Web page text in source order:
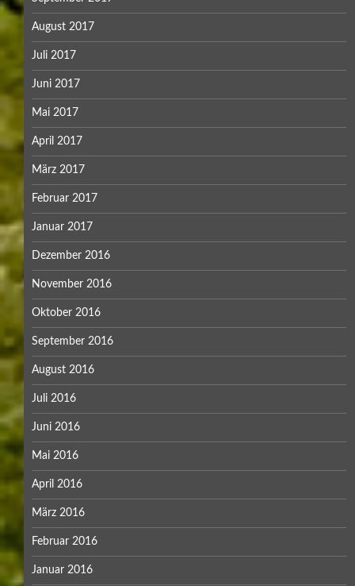
August 2017
Juli 2017
Juni 2017
Mai 2017
April 2017
März 2017
Februar 2017
Januar 2017
Dezember 2016
November 2016
Oktober 2016
September 2016
August 2016
Juli 2016
Juni 2016
Mai 2016
April 2016
März 2016
Februar 2016
Januar 2016